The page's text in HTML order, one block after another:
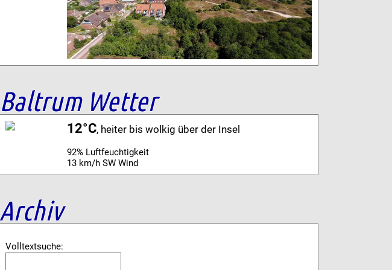
Baltrum Wetter
12°C, heiter bis wolkig über der Insel
92% Luftfeuchtigkeit
13 km/h SW Wind
Archiv
Volltextsuche: